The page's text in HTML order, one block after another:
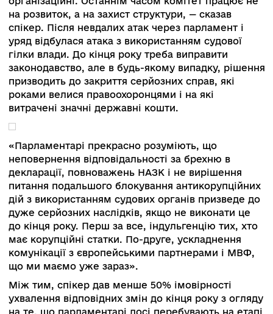
«У цілому про реформу поліції — а це
чого очікували і досі очікують від МВС —
оглядачі говорять, що вона провалена.
патрульної поліції навіть у кількісному вимірі
поліцейських — це лише 10% всієї системи.
інше фактично не реформоване. Змінили
повісили жетони… Реформа захлинулася не
розпочавшись», — прокоментував спікер.
Михайло Каменєв звернув увагу на те, що
дискусія відбувається без участі представників
МВС (зокрема міністра Арсена Авакова),
правлячої партії. Він наголосив, що реформи
буде без компромісу. Натомість громадянське
суспільство залучають мало, зокрема в
реформування СБУ.
«Ми мислимо проблемами сьогодення. Але
політики немає. Навіть якщо вона є, то це
формальні документи, оцінка впровадженості
яких не здійснюється», — резюмував загальну